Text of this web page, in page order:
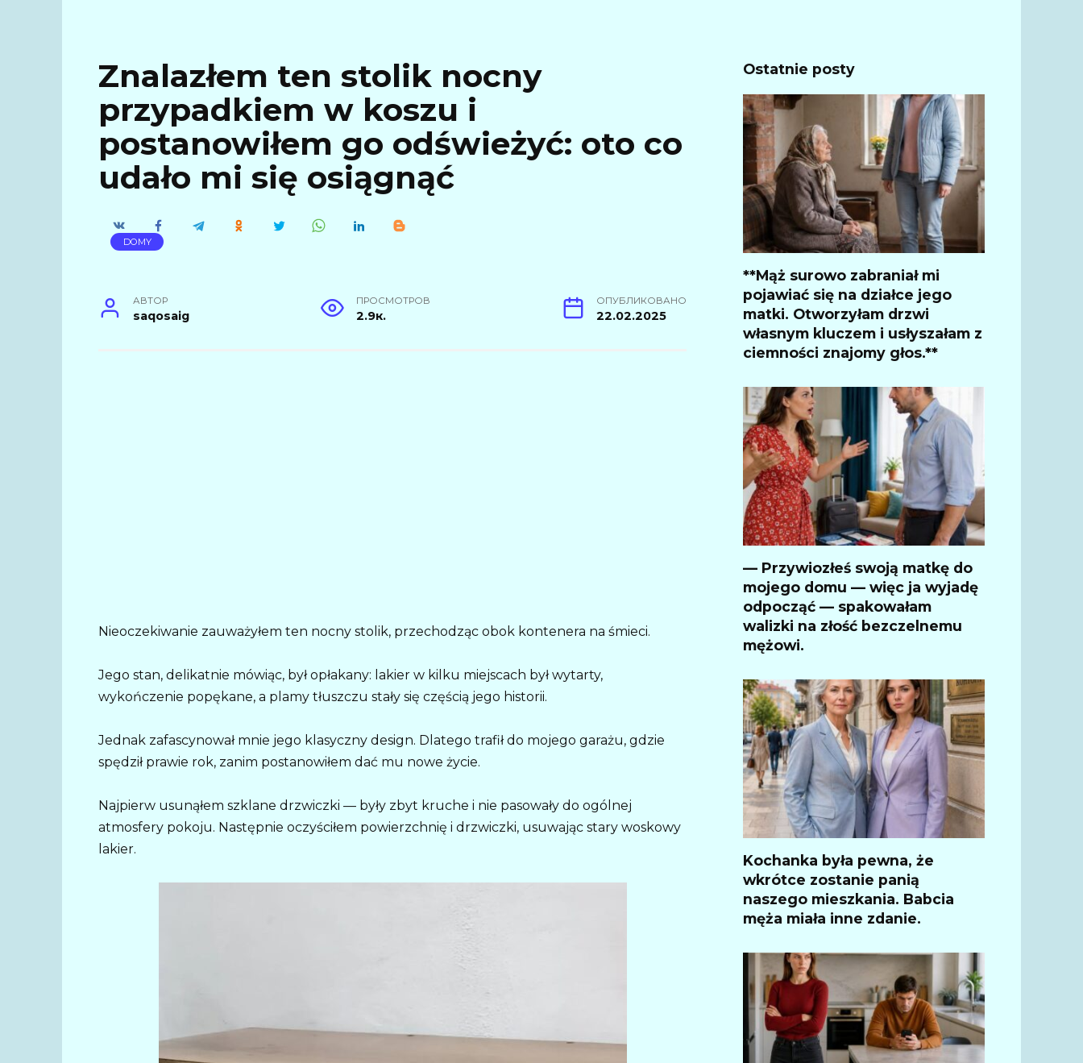
Znalazłem ten stolik nocny
przypadkiem w koszu i
postanowiłem go odświeżyć: oto co
udało mi się osiągnąć
DOMY
АВТОР
saqosaig
ПРОСМОТРОВ
2.9к.
ОПУБЛИКОВАНО
22.02.2025
Nieoczekiwanie zauważyłem ten nocny stolik, przechodząc obok kontenera na śmieci.
Jego stan, delikatnie mówiąc, był opłakany: lakier w kilku miejscach był wytarty,
wykończenie popękane, a plamy tłuszczu stały się częścią jego historii.
Jednak zafascynował mnie jego klasyczny design. Dlatego trafił do mojego garażu, gdzie
spędził prawie rok, zanim postanowiłem dać mu nowe życie.
Najpierw usunąłem szklane drzwiczki — były zbyt kruche i nie pasowały do ogólnej
atmosfery pokoju. Następnie oczyściłem powierzchnię i drzwiczki, usuwając stary woskowy
lakier.
Ostatnie posty
**Mąż surowo zabraniał mi
pojawiać się na działce jego
matki. Otworzyłam drzwi
własnym kluczem i usłyszałam z
ciemności znajomy głos.**
— Przywiozłeś swoją matkę do
mojego domu — więc ja wyjadę
odpocząć — spakowałam
walizki na złość bezczelnemu
mężowi.
Kochanka była pewna, że
wkrótce zostanie panią
naszego mieszkania. Babcia
męża miała inne zdanie.